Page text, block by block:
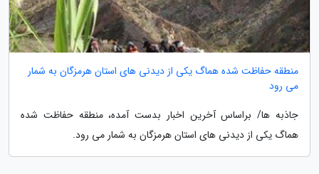
منطقه حفاظت شده هماگ یکی از دیدنی های استان هرمزگان به شمار
می رود
جاذبه ها/ براساس آخرین اخبار بدست آمده، منطقه حفاظت شده
هماگ یکی از دیدنی های استان هرمزگان به شمار می رود.